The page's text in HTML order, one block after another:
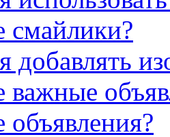
смайлики?
добавлять
важные
объявления?